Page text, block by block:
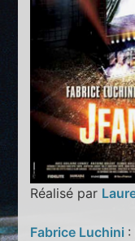
Réalisé par
Fabrice Luchini :